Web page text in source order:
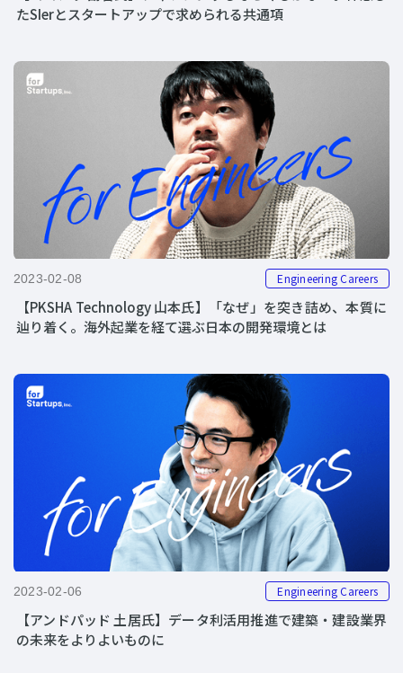
たSIerとスタートアップで求められる共通項
2023-02-08 Engineering Careers
【PKSHA Technology 山本氏】「なぜ」を突き詰め、本質に
辿り着く。海外起業を経て選ぶ日本の開発環境とは
2023-02-06 Engineering Careers
【アンドパッド 土居氏】データ利活用推進で建築・建設業界
の未来をよりよいものに